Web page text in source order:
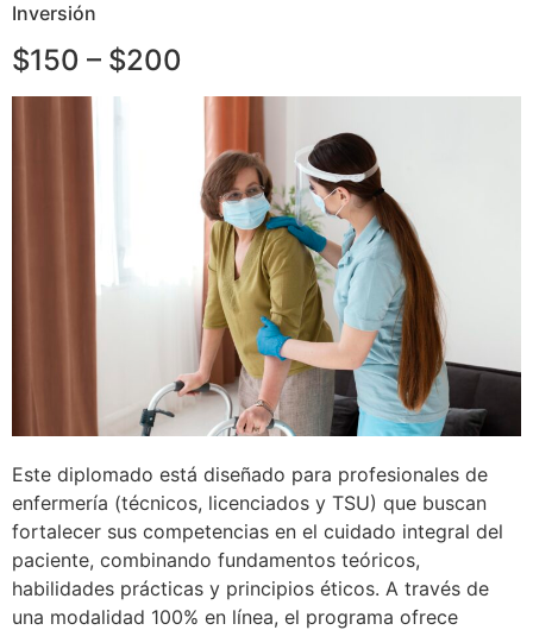
Inversión
$150 – $200
Este diplomado está diseñado para profesionales de
enfermería (técnicos, licenciados y TSU) que buscan
fortalecer sus competencias en el cuidado integral del
paciente, combinando fundamentos teóricos,
habilidades prácticas y principios éticos. A través de
una modalidad 100% en línea, el programa ofrece